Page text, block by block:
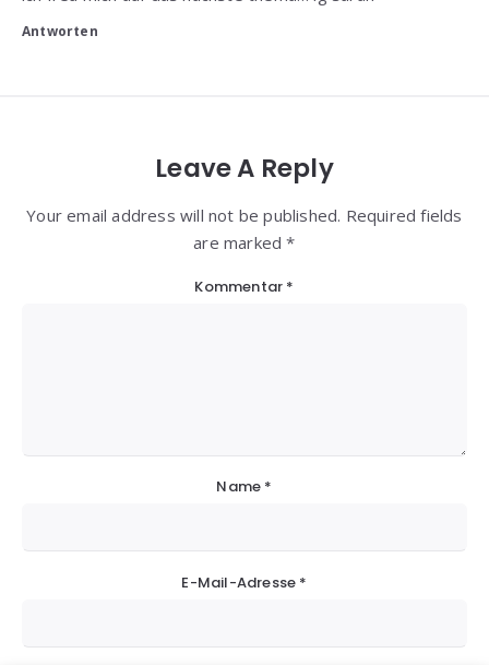
Antworten
Leave A Reply
Your email address will not be published. Required fields
are marked *
Kommentar *
Name *
E-Mail-Adresse *